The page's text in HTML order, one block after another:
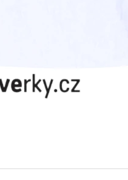
365 TUČŇÁKŮ